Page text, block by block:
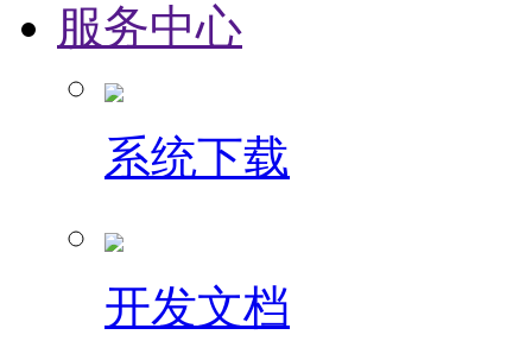
服务中心
系统下载
开发文档